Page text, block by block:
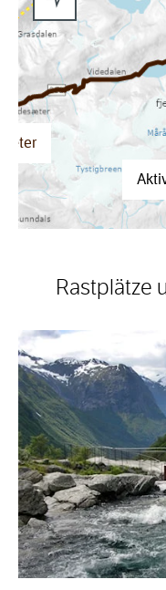
Rastplätze